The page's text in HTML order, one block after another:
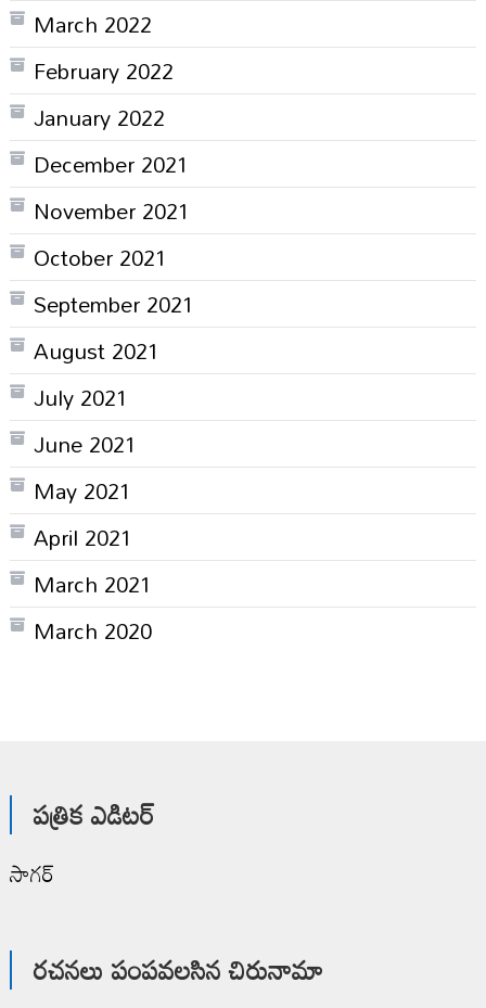
March 2022
February 2022
January 2022
December 2021
November 2021
October 2021
September 2021
August 2021
July 2021
June 2021
May 2021
April 2021
March 2021
March 2020
పత్రిక ఎడిటర్
సాగర్
రచనలు పంపవలసిన చిరునామా